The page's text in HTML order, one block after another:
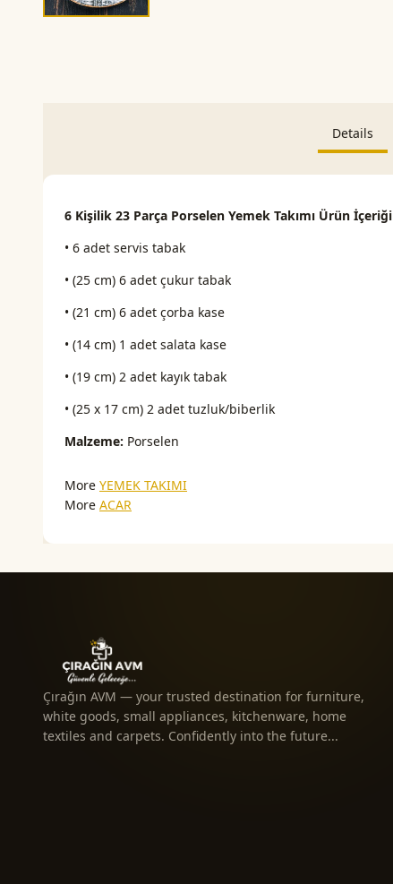
Details
6 Kişilik 23 Parça Porselen Yemek Takımı Ürün İçeriği
• 6 adet servis tabak
• (25 cm) 6 adet çukur tabak
• (21 cm) 6 adet çorba kase
• (14 cm) 1 adet salata kase
• (19 cm) 2 adet kayık tabak
• (25 x 17 cm) 2 adet tuzluk/biberlik
Malzeme: Porselen
More YEMEK TAKIMI
More ACAR
Çırağın AVM — your trusted destination for furniture,
white goods, small appliances, kitchenware, home
textiles and carpets. Confidently into the future...